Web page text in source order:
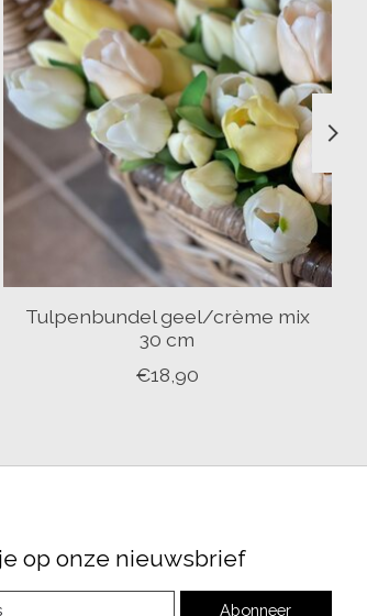
Tulpenbundel geel/crème mix
30 cm
€18,90
op onze nieuwsbrief
Abonneer